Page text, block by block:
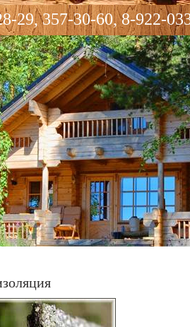
29, 357-30-60, 8-922-